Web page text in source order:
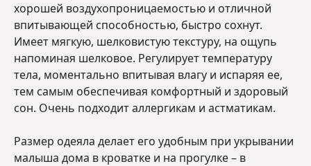
хорошей воздухопроницаемостью и отличной
впитывающей способностью, быстро сохнут.
Имеет мягкую, шелковистую текстуру, на ощупь
напоминая шелковое. Регулирует температуру
тела, моментально впитывая влагу и испаряя ее,
тем самым обеспечивая комфортный и здоровый
сон. Очень подходит аллергикам и астматикам.
Размер одеяла делает его удобным при укрывании
малыша дома в кроватке и на прогулке – в